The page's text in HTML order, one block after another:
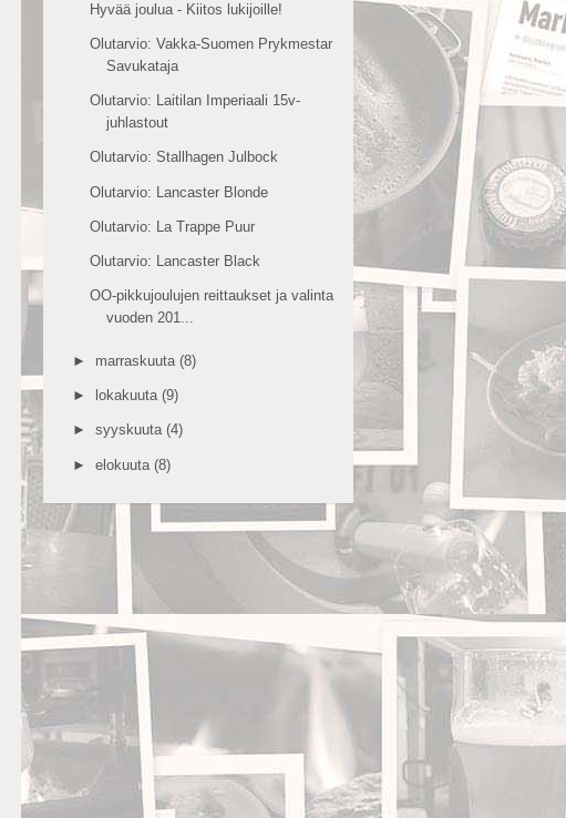
Hyvää joulua - Kiitos lukijoille!
Olutarvio: Vakka-Suomen Prykmestar
Savukataja
Olutarvio: Laitilan Imperiaali 15v-
juhlastout
Olutarvio: Stallhagen Julbock
Olutarvio: Lancaster Blonde
Olutarvio: La Trappe Puur
Olutarvio: Lancaster Black
OO-pikkujoulujen reittaukset ja valinta
vuoden 201...
► marraskuuta (8)
► lokakuuta (9)
► syyskuuta (4)
► elokuuta (8)